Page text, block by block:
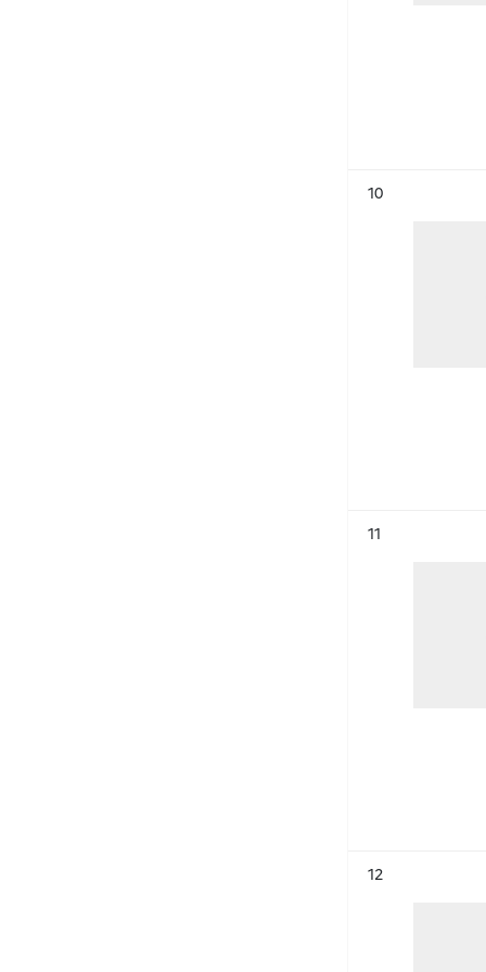
10
11
12